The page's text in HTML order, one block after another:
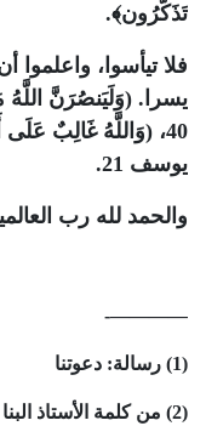
تَذَكَّرُون﴾.
فلا تيأسوا،
يسرا. (وَلَيَنصُرَنَّ
40، (وَاللَّهُ غَالِبٌ
يوسف 21.
والحمد لله رب
————-
(1) رسالة: دعوتنا
(2) من كلمة الأستاذ